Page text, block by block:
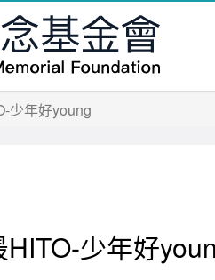
少年好young
HITO-少年好